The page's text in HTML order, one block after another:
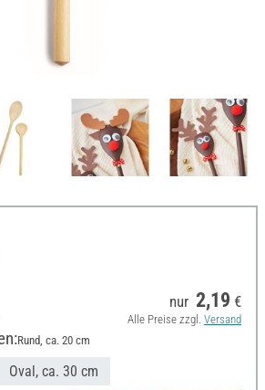
nur 2,19 €
Alle Preise zzgl. Versand
Rund, ca. 20 cm
Oval, ca. 30 cm